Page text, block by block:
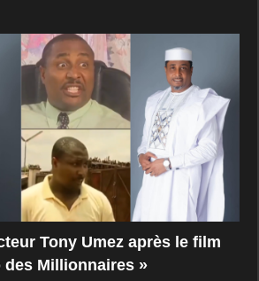
Tony Umez après le film
Millionnaires »